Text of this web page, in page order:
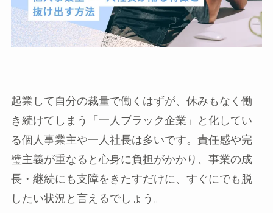
起業して自分の裁量で働くはずが、休みもなく働
き続けてしまう「一人ブラック企業」と化してい
る個人事業主や一人社長は多いです。責任感や完
璧主義が重なると心身に負担がかかり、事業の成
長・継続にも支障をきたすだけに、すぐにでも脱
したい状況と言えるでしょう。